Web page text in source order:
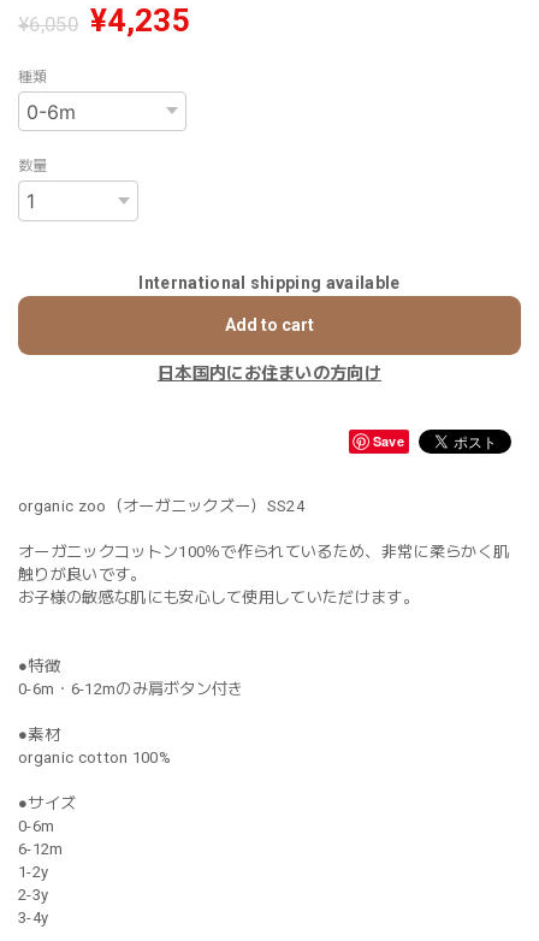
¥6,050 ¥4,235
種類
数量
International shipping available
Add to cart
日本国内にお住まいの方向け
Save
organic zoo（オーガニックズー）SS24
オーガニックコットン100％で作られているため、非常に柔らかく肌
触りが良いです。
お子様の敏感な肌にも安心して使用していただけます。
●特徴
0-6m・6-12mのみ肩ボタン付き
●素材
organic cotton 100%
●サイズ
0-6m
6-12m
1-2y
2-3y
3-4y